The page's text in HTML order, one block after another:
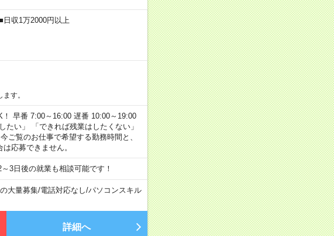
収1万2000円以上
す。
早番 7:00～16:00 遅番 10:00～19:00
たい」 「できれば残業はしたくない」
覧のお仕事で希望する勤務時間と、
応募できません。
3日後の就業も相談可能です！
大量募集/電話対応なし/パソコンスキル
詳細へ